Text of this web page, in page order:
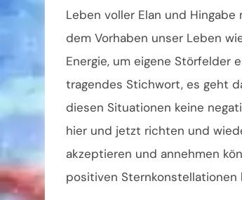
Leben voller Elan und
dem Vorhaben unser Leben
Energie, um eigene Störfelder
tragendes Stichwort, es geht
diesen Situationen keine
hier und jetzt richten und
akzeptieren und annehmen
positiven Sternkonstellationen